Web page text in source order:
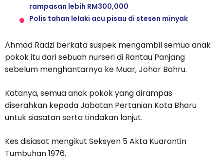
rampasan lebih RM300,000
Polis tahan lelaki acu pisau di stesen minyak
Ahmad Radzi berkata suspek mengambil semua anak
pokok itu dari sebuah nurseri di Rantau Panjang
sebelum menghantarnya ke Muar, Johor Bahru.
Katanya, semua anak pokok yang dirampas
diserahkan kepada Jabatan Pertanian Kota Bharu
untuk siasatan serta tindakan lanjut.
Kes disiasat mengikut Seksyen 5 Akta Kuarantin
Tumbuhan 1976.